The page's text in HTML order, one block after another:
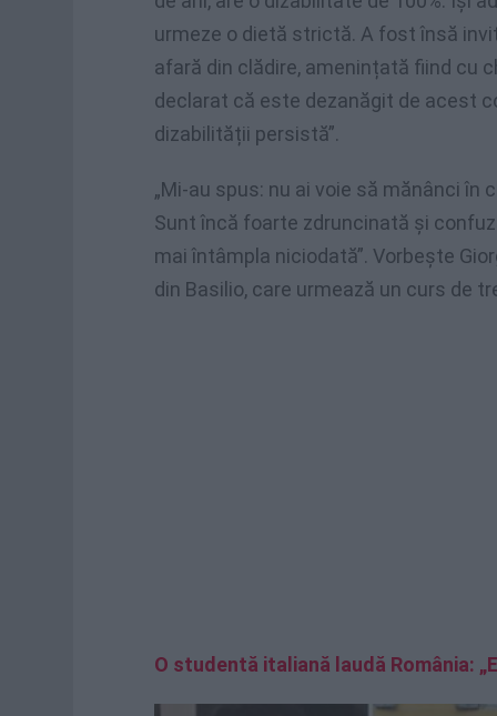
urmeze o dietă strictă. A fost însă
afară din clădire, amenințată fiind cu
declarat că este dezanăgit de acest
dizabilității persistă”.
„Mi-au spus: nu ai voie să mănânci în
Sunt încă foarte zdruncinată și
mai întâmpla niciodată”. Vorbește
din Basilio, care urmează un curs de
O studentă italiană laudă România: